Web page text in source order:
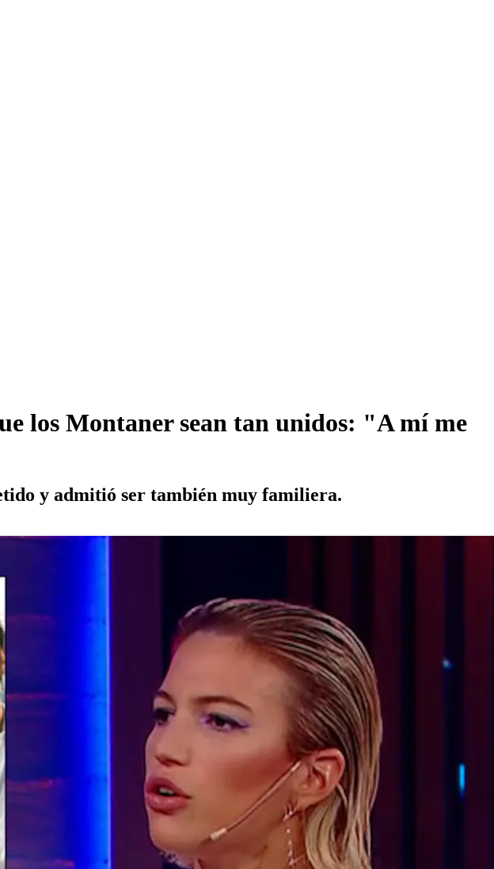
los Montaner sean tan unidos: "A mí me
y admitió ser también muy familiera.